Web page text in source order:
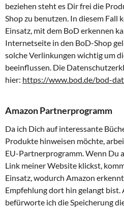
beziehen steht es Dir frei die
Shop zu benutzen. In diesem Fall
Einsatz, mit dem BoD erkennen
Internetseite in den BoD-Shop
solche Verlinkungen wichtig um
beeinflussen. Die
hier: https://www.bod.de/bod-
Amazon Partnerprogramm
Da ich Dich auf interessante
Produkte hinweisen möchte,
EU-Partnerprogramm. Wenn Du
Link meiner Website klickst,
Einsatz, wodurch Amazon
Empfehlung dort hin gelangt
befürworte ich die Speicherung